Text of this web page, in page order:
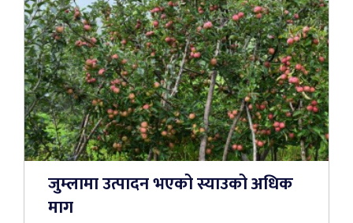
जुम्लामा उत्पादन भएको स्याउको अधिक
माग